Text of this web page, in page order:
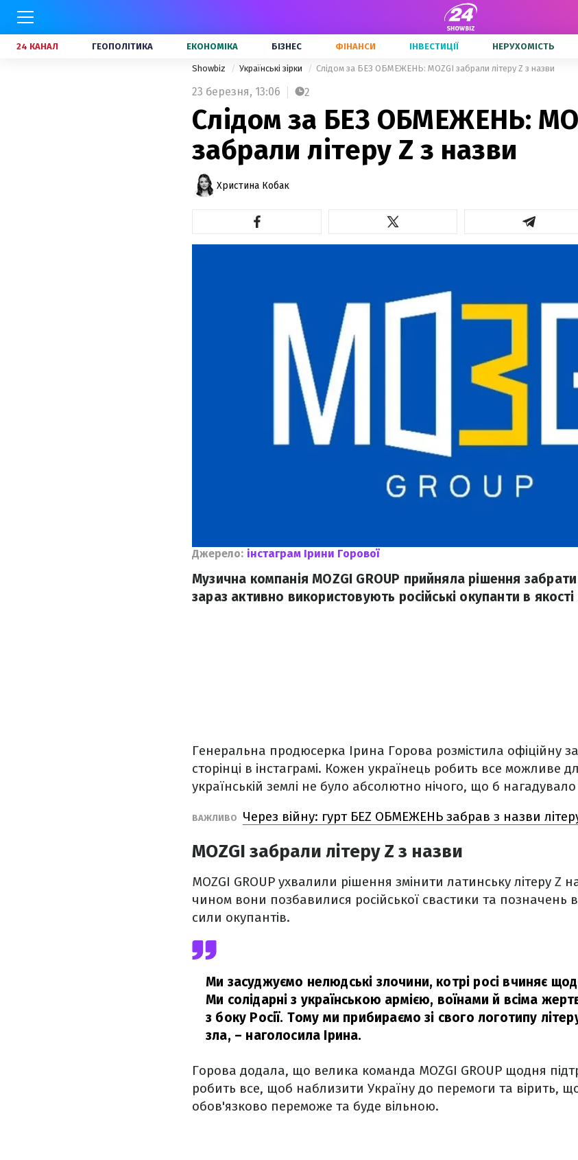
24 КАНАЛ ГЕОПОЛІТИКА ЕКОНОМІКА БІЗНЕС ФІНАНСИ ІНВЕСТИЦІЇ НЕРУХОМІСТЬ
Showbiz Українські зірки Слідом за БЕЗ ОБМЕЖЕНЬ: MOZGI забрали літеру Z з назви
23 березня, 13:06 2
Слідом за БЕЗ ОБМЕЖЕНЬ:
забрали літеру Z з назви
Христина Кобак
Джерело: інстаграм Ірини Горової
Музична компанія MOZGI GROUP прийняла рішення
зараз активно використовують російські окупанти в якості
Генеральна продюсерка Ірина Горова розмістила офіційну
сторінці в інстаграмі. Кожен українець робить все можливе
українській землі не було абсолютно нічого, що б
ВАЖЛИВО Через війну: гурт БЕZ ОБМЕЖЕНЬ забрав з назви
MOZGI забрали літеру Z з назви
MOZGI GROUP ухвалили рішення змінити латинську літеру Z
чином вони позбавилися російської свастики та позначень
сили окупантів.
Ми засуджуємо нелюдські злочини, котрі росі вчиняє
Ми солідарні з українською армією, воїнами й всіма
з боку Росії. Тому ми прибираємо зі свого логотипу
зла, – наголосила Ірина.
Горова додала, що велика команда MOZGI GROUP щодня
робить все, щоб наблизити Україну до перемоги та вірить,
обов'язково переможе та буде вільною.